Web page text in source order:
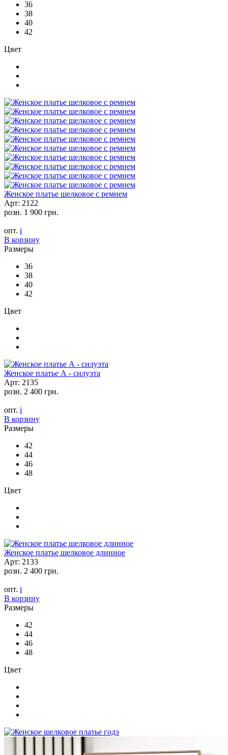
36
38
40
42
Цвет
Женское платье шелковое с ремнем
Арт: 2122
розн. 1 900 грн.
опт. i
В корзину
Размеры
36
38
40
42
Цвет
Женское платье А - силуэта
Арт: 2135
розн. 2 400 грн.
опт. i
В корзину
Размеры
42
44
46
48
Цвет
Женское платье шелковое длинное
Арт: 2133
розн. 2 400 грн.
опт. i
В корзину
Размеры
42
44
46
48
Цвет